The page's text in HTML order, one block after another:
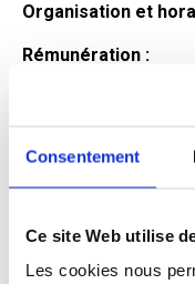
Consentement
Ce site Web utilise
Les cookies nous
Organisation et
Rémunération :